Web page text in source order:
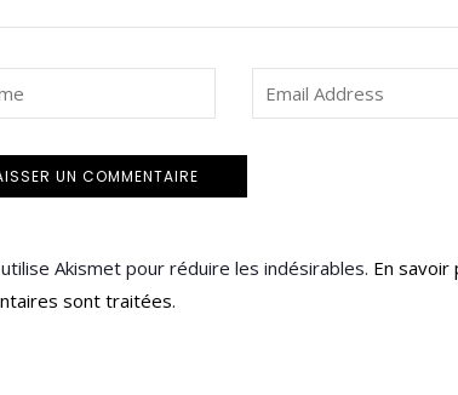
Akismet pour réduire les indésirables. En savoir
sont traitées.